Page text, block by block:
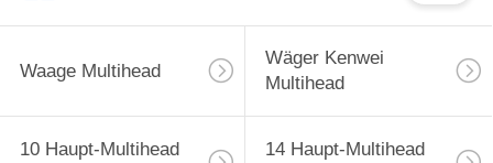
Waage Multihead
Wäger Kenwei
Multihead
10 Haupt-Multihead
14 Haupt-Multihead